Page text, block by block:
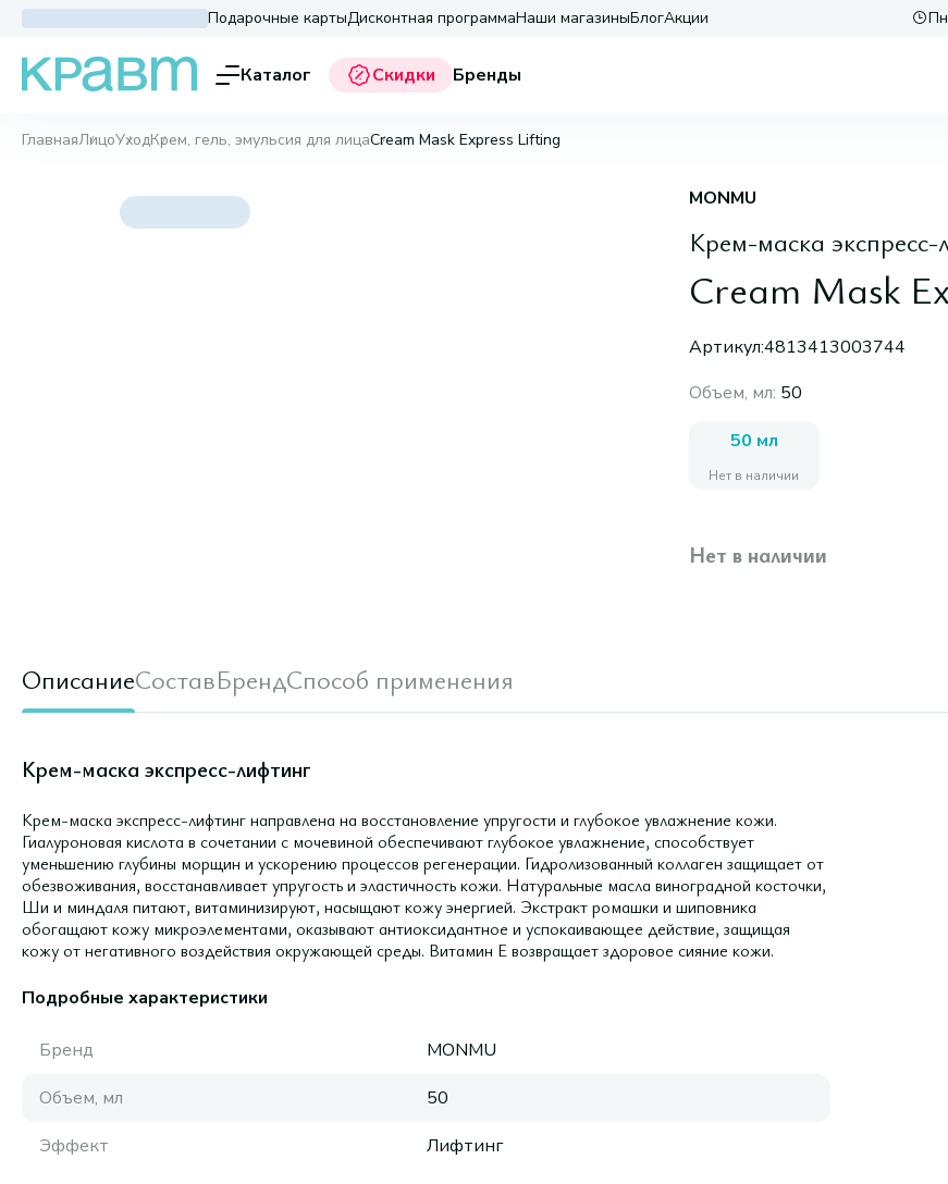
Подарочные картыДисконтная программаНаши магазиныБлогАкции
Каталог Скидки Бренды
ГлавнаяЛицоУходКрем, гель, эмульсия для лицаCream Mask Express Lifting
MONMU
Крем-маска экспресс-
Cream Mask
Артикул:4813413003744
Объем, мл: 50
50 мл
Нет в наличии
Нет в наличии
ОписаниеСоставБрендСпособ применения
Крем-маска экспресс-лифтинг
Крем-маска экспресс-лифтинг направлена на восстановление упругости и глубокое увлажнение кожи.
Гиалуроновая кислота в сочетании с мочевиной обеспечивают глубокое увлажнение, способствует
уменьшению глубины морщин и ускорению процессов регенерации. Гидролизованный коллаген защищает от
обезвоживания, восстанавливает упругость и эластичность кожи. Натуральные масла виноградной косточки,
Ши и миндаля питают, витаминизируют, насыщают кожу энергией. Экстракт ромашки и шиповника
обогащают кожу микроэлементами, оказывают антиоксидантное и успокаивающее действие, защищая
кожу от негативного воздействия окружающей среды. Витамин Е возвращает здоровое сияние кожи.
Подробные характеристики
Бренд
MONMU
Объем, мл
50
Эффект
Лифтинг